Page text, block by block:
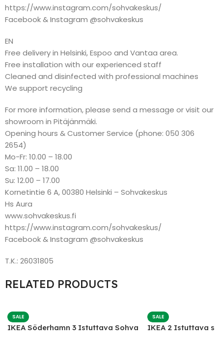
https://www.instagram.com/sohvakeskus/
Facebook & Instagram @sohvakeskus
EN
Free delivery in Helsinki, Espoo and Vantaa area.
Free installation with our experienced staff
Cleaned and disinfected with professional machines
We support recycling
For more information, please send a message or visit our
showroom in Pitäjänmäki.
Opening hours & Customer Service (phone: 050 306
2654)
Mo-Fr: 10.00 – 18.00
Sa: 11.00 – 18.00
Su: 12.00 – 17.00
Kornetintie 6 A, 00380 Helsinki – Sohvakeskus
Hs Aura
www.sohvakeskus.fi
https://www.instagram.com/sohvakeskus/
Facebook & Instagram @sohvakeskus
T.K.: 26031805
RELATED PRODUCTS
SALE
IKEA Söderhamn 3 Istuttava Sohva
SALE
IKEA 2 Istuttava